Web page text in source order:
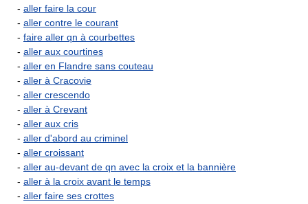
- aller faire la cour
- aller contre le courant
- faire aller qn à courbettes
- aller aux courtines
- aller en Flandre sans couteau
- aller à Cracovie
- aller crescendo
- aller à Crevant
- aller aux cris
- aller d'abord au criminel
- aller croissant
- aller au-devant de qn avec la croix et la bannière
- aller à la croix avant le temps
- aller faire ses crottes